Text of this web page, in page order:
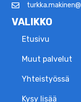
VALIKKO
Etusivu
Muut palvelut
Yhteistyössä
Kysy lisää